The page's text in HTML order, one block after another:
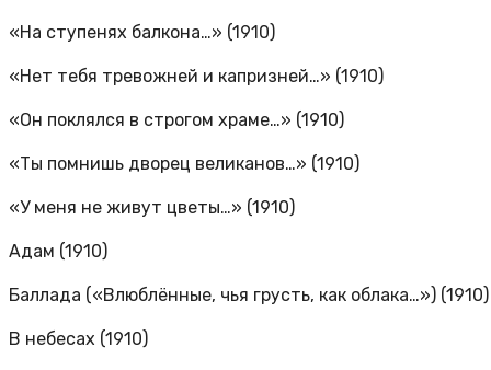
«На ступенях балкона…» (1910)
«Нет тебя тревожней и капризней…» (1910)
«Он поклялся в строгом храме…» (1910)
«Ты помнишь дворец великанов…» (1910)
«У меня не живут цветы…» (1910)
Адам (1910)
Баллада («Влюблённые, чья грусть, как облака…») (1910)
В небесах (1910)